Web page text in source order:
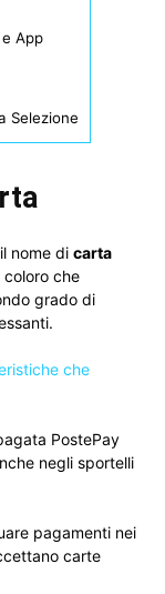
App
Selezione
nome di carta
che
grado di
che
PostePay
negli sportelli
pagamenti nei
carte